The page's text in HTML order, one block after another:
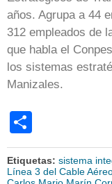
años. Agrupa a 44
312 empleados de
que habla el
los sistemas
Manizales.
Etiquetas: sistema
Línea 3 del Cable